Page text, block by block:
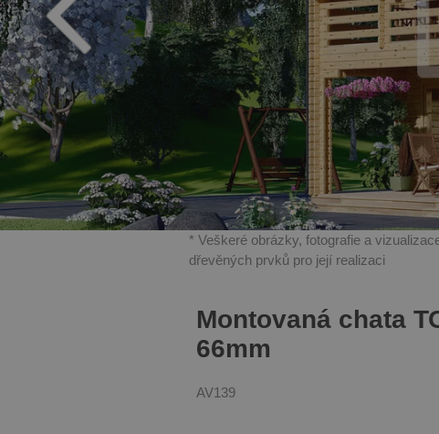
* Veškeré obrázky, fotografie a
dřevěných prvků pro její realizaci
Montovaná chata
66mm
AV139